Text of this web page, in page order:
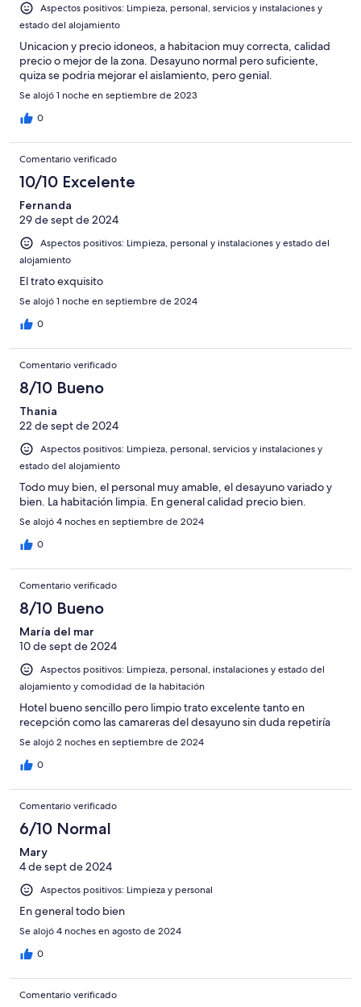
Aspectos positivos: Limpieza, personal, servicios y instalaciones y
estado del alojamiento
Unicacion y precio idoneos, a habitacion muy correcta, calidad
precio o mejor de la zona. Desayuno normal pero suficiente,
quiza se podria mejorar el aislamiento, pero genial.
Se alojó 1 noche en septiembre de 2023
0
Comentario verificado
10/10 Excelente
Fernanda
29 de sept de 2024
Aspectos positivos: Limpieza, personal y instalaciones y estado del
alojamiento
El trato exquisito
Se alojó 1 noche en septiembre de 2024
0
Comentario verificado
8/10 Bueno
Thania
22 de sept de 2024
Aspectos positivos: Limpieza, personal, servicios y instalaciones y
estado del alojamiento
Todo muy bien, el personal muy amable, el desayuno variado y
bien. La habitación limpia. En general calidad precio bien.
Se alojó 4 noches en septiembre de 2024
0
Comentario verificado
8/10 Bueno
María del mar
10 de sept de 2024
Aspectos positivos: Limpieza, personal, instalaciones y estado del
alojamiento y comodidad de la habitación
Hotel bueno sencillo pero limpio trato excelente tanto en
recepción como las camareras del desayuno sin duda repetiría
Se alojó 2 noches en septiembre de 2024
0
Comentario verificado
6/10 Normal
Mary
4 de sept de 2024
Aspectos positivos: Limpieza y personal
En general todo bien
Se alojó 4 noches en agosto de 2024
0
Comentario verificado